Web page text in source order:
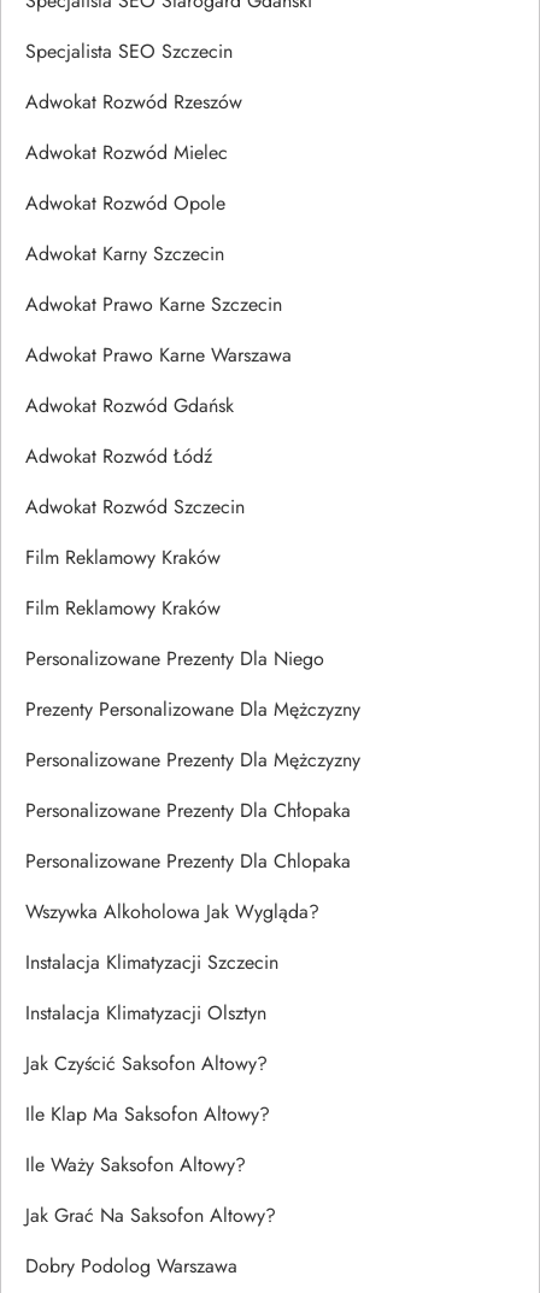
Specjalista SEO Szczecin
Adwokat Rozwód Rzeszów
Adwokat Rozwód Mielec
Adwokat Rozwód Opole
Adwokat Karny Szczecin
Adwokat Prawo Karne Szczecin
Adwokat Prawo Karne Warszawa
Adwokat Rozwód Gdańsk
Adwokat Rozwód Łódź
Adwokat Rozwód Szczecin
Film Reklamowy Kraków
Film Reklamowy Kraków
Personalizowane Prezenty Dla Niego
Prezenty Personalizowane Dla Mężczyzny
Personalizowane Prezenty Dla Mężczyzny
Personalizowane Prezenty Dla Chłopaka
Personalizowane Prezenty Dla Chlopaka
Wszywka Alkoholowa Jak Wygląda?
Instalacja Klimatyzacji Szczecin
Instalacja Klimatyzacji Olsztyn
Jak Czyścić Saksofon Altowy?
Ile Klap Ma Saksofon Altowy?
Ile Waży Saksofon Altowy?
Jak Grać Na Saksofon Altowy?
Dobry Podolog Warszawa